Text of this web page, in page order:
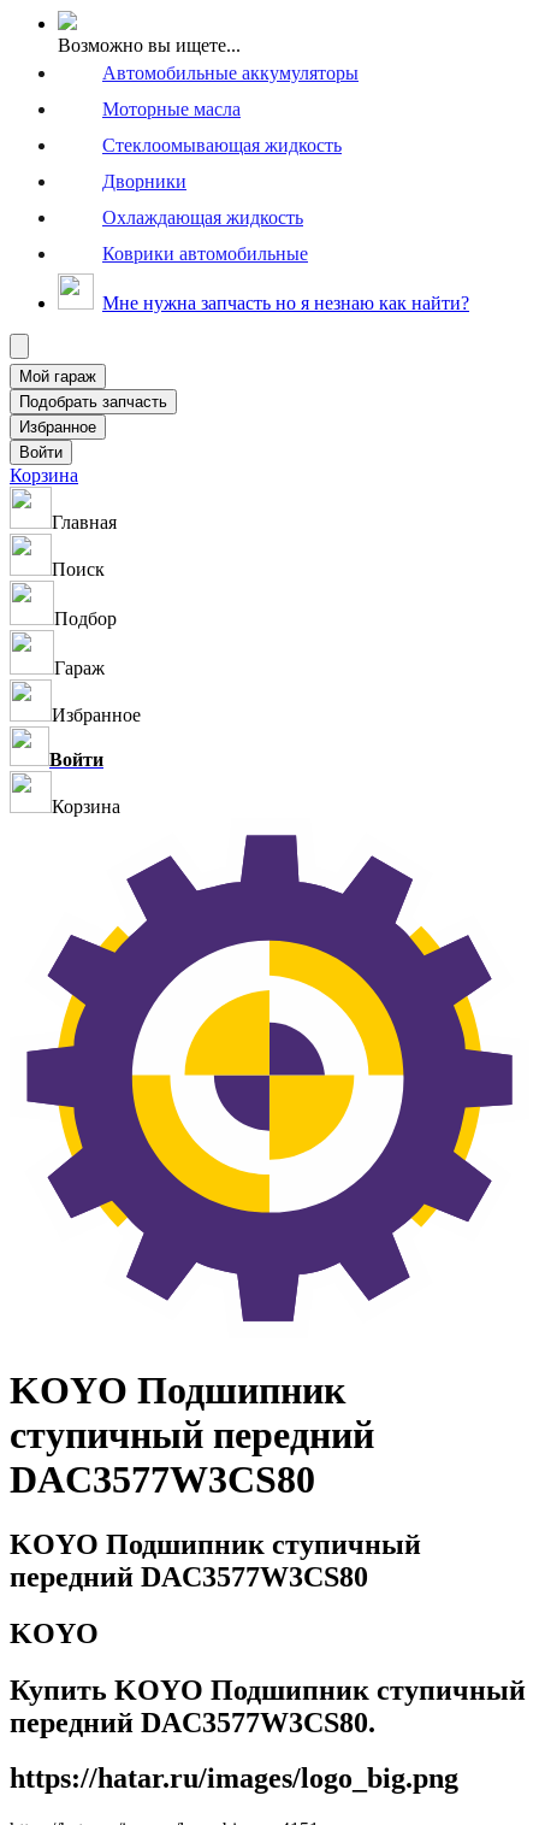
Возможно вы ищете...
Автомобильные аккумуляторы
Моторные масла
Стеклоомывающая жидкость
Дворники
Охлаждающая жидкость
Коврики автомобильные
Мне нужна запчасть но я незнаю как найти?
Корзина
Главная
Поиск
Подбор
Гараж
Избранное
Войти
Корзина
KOYO Подшипник
ступичный передний
DAC3577W3CS80
KOYO Подшипник ступичный
передний DAC3577W3CS80
KOYO
Купить KOYO Подшипник ступичный
передний DAC3577W3CS80.
https://hatar.ru/images/logo_big.png